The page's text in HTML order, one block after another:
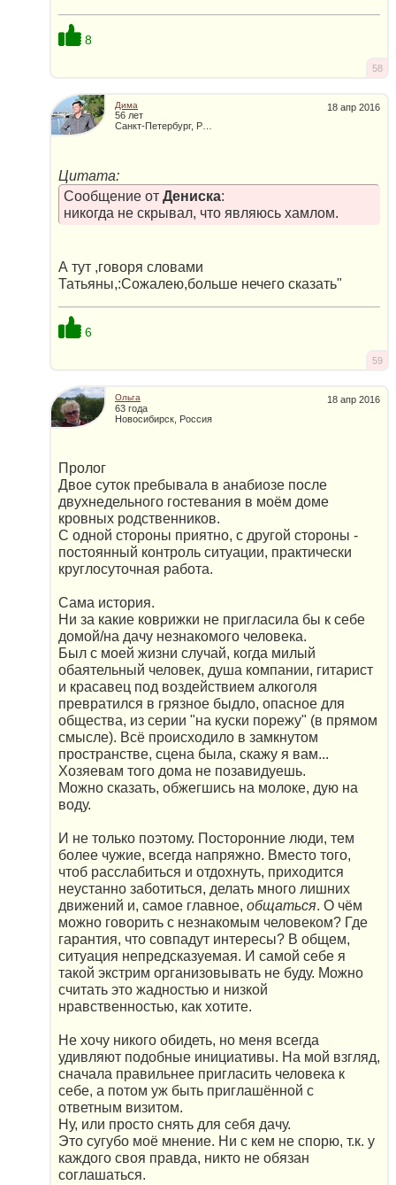
8
58
18 апр 2016
Дима
56 лет
Цитата:
Сообщение от Дениска:
никогда не скрывал, что являюсь хамлом.
А тут ,говоря словами
Татьяны,:Сожалею,больше нечего сказать"
6
59
18 апр 2016
Ольга
63 года
Новосибирск, Россия
Пролог
Двое суток пребывала в анабиозе после
двухнедельного гостевания в моём доме
кровных родственников.
С одной стороны приятно, с другой стороны -
постоянный контроль ситуации, практически
круглосуточная работа.
Сама история.
Ни за какие коврижки не пригласила бы к себе
домой/на дачу незнакомого человека.
Был с моей жизни случай, когда милый
обаятельный человек, душа компании, гитарист
и красавец под воздействием алкоголя
превратился в грязное быдло, опасное для
общества, из серии "на куски порежу" (в прямом
смысле). Всё происходило в замкнутом
пространстве, сцена была, скажу я вам...
Хозяевам того дома не позавидуешь.
Можно сказать, обжегшись на молоке, дую на
воду.
И не только поэтому. Посторонние люди, тем
более чужие, всегда напряжно. Вместо того,
чтоб расслабиться и отдохнуть, приходится
неустанно заботиться, делать много лишних
движений и, самое главное, общаться. О чём
можно говорить с незнакомым человеком? Где
гарантия, что совпадут интересы? В общем,
ситуация непредсказуемая. И самой себе я
такой экстрим организовывать не буду. Можно
считать это жадностью и низкой
нравственностью, как хотите.
Не хочу никого обидеть, но меня всегда
удивляют подобные инициативы. На мой взгляд,
сначала правильнее пригласить человека к
себе, а потом уж быть приглашённой с
ответным визитом.
Ну, или просто снять для себя дачу.
Это сугубо моё мнение. Ни с кем не спорю, т.к. у
каждого своя правда, никто не обязан
соглашаться.